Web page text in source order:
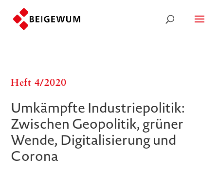
Heft 4/​​2020
Umkämpfte Industriepolitik:
Zwischen Geopolitik, grüner
Wende, Digitalisierung und
Corona